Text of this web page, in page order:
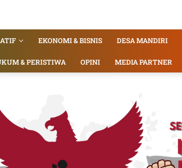
EKONOMI & BISNIS DESA MANDIRI
& PERISTIWA OPINI MEDIA PARTNER